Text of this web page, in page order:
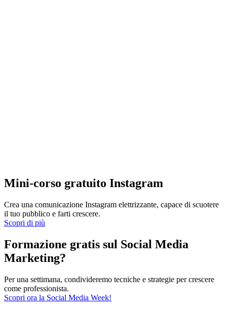
Mini-corso gratuito Instagram
Crea una comunicazione Instagram elettrizzante, capace di scuotere
il tuo pubblico e farti crescere.
Scopri di più
Formazione gratis sul Social Media
Marketing?
Per una settimana, condivideremo tecniche e strategie per crescere
come professionista.
Scopri ora la Social Media Week!